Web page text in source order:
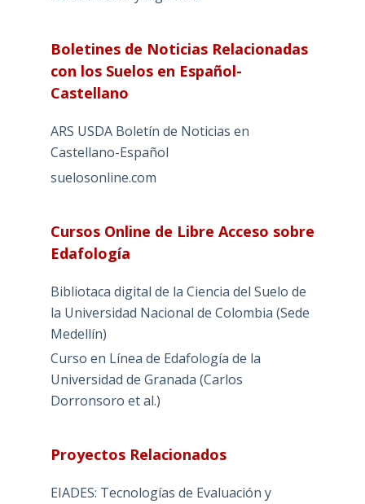
Boletines de Noticias Relacionadas
con los Suelos en Español-
Castellano
ARS USDA Boletín de Noticias en
Castellano-Español
suelosonline.com
Cursos Online de Libre Acceso sobre
Edafología
Bibliotaca digital de la Ciencia del Suelo de
la Universidad Nacional de Colombia (Sede
Medellín)
Curso en Línea de Edafología de la
Universidad de Granada (Carlos
Dorronsoro et al.)
Proyectos Relacionados
EIADES: Tecnologías de Evaluación y